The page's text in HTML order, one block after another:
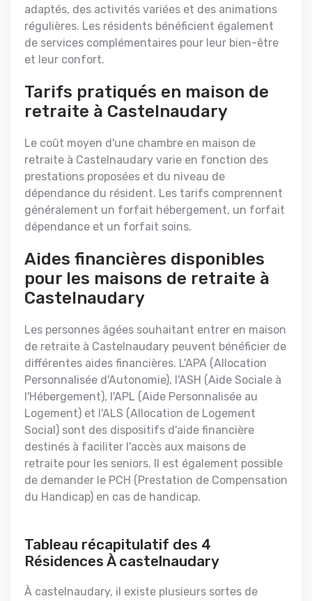
adaptés, des activités variées et des animations
régulières. Les résidents bénéficient également
de services complémentaires pour leur bien-être
et leur confort.
Tarifs pratiqués en maison de
retraite à Castelnaudary
Le coût moyen d'une chambre en maison de
retraite à Castelnaudary varie en fonction des
prestations proposées et du niveau de
dépendance du résident. Les tarifs comprennent
généralement un forfait hébergement, un forfait
dépendance et un forfait soins.
Aides financières disponibles
pour les maisons de retraite à
Castelnaudary
Les personnes âgées souhaitant entrer en maison
de retraite à Castelnaudary peuvent bénéficier de
différentes aides financières. L'APA (Allocation
Personnalisée d'Autonomie), l'ASH (Aide Sociale à
l'Hébergement), l'APL (Aide Personnalisée au
Logement) et l'ALS (Allocation de Logement
Social) sont des dispositifs d'aide financière
destinés à faciliter l'accès aux maisons de
retraite pour les seniors. Il est également possible
de demander le PCH (Prestation de Compensation
du Handicap) en cas de handicap.
Tableau récapitulatif des 4
Résidences À castelnaudary
À castelnaudary, il existe plusieurs sortes de